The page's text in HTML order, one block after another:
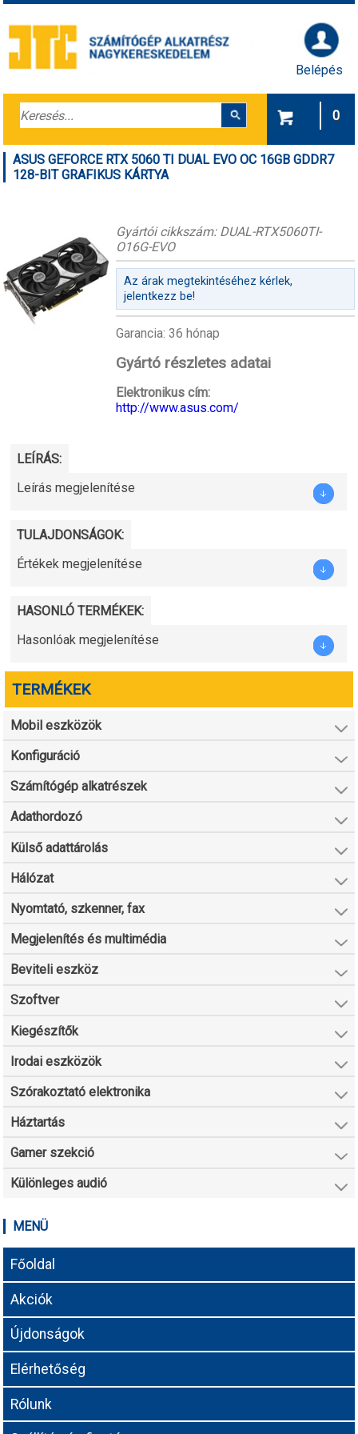
Belépés
0
ASUS GEFORCE RTX 5060 TI DUAL EVO OC 16GB GDDR7
128-BIT GRAFIKUS KÁRTYA
Gyártói cikkszám: DUAL-RTX5060TI-
O16G-EVO
Az árak megtekintéséhez kérlek,
jelentkezz be!
Garancia: 36 hónap
Gyártó részletes adatai
Elektronikus cím:
http://www.asus.com/
LEÍRÁS:
Leírás megjelenítése
TULAJDONSÁGOK:
Értékek megjelenítése
HASONLÓ TERMÉKEK:
Hasonlóak megjelenítése
TERMÉKEK
Mobil eszközök
Konfiguráció
Számítógép alkatrészek
Adathordozó
Külső adattárolás
Hálózat
Nyomtató, szkenner, fax
Megjelenítés és multimédia
Beviteli eszköz
Szoftver
Kiegészítők
Irodai eszközök
Szórakoztató elektronika
Háztartás
Gamer szekció
Különleges audió
MENÜ
Főoldal
Akciók
Újdonságok
Elérhetőség
Rólunk